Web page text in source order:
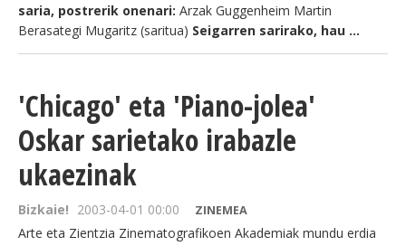
saria, postrerik onenari: Arzak Guggenheim Martin
Berasategi Mugaritz (saritua) Seigarren sarirako, hau ...
'Chicago' eta 'Piano-jolea'
Oskar sarietako irabazle
ukaezinak
Bizkaie! 2003-04-01 00:00 ZINEMEA
Arte eta Zientzia Zinematografikoen Akademiak mundu erdia